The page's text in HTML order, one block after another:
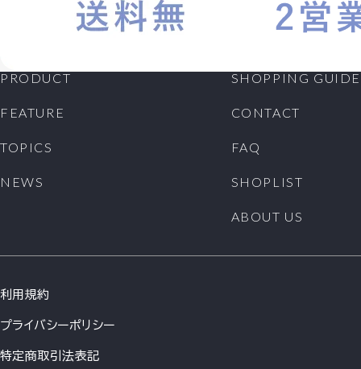
PRODUCT
FEATURE
TOPICS
NEWS
SHOPPING GUIDE
CONTACT
FAQ
SHOPLIST
ABOUT US
利用規約
プライバシーポリシー
特定商取引法表記